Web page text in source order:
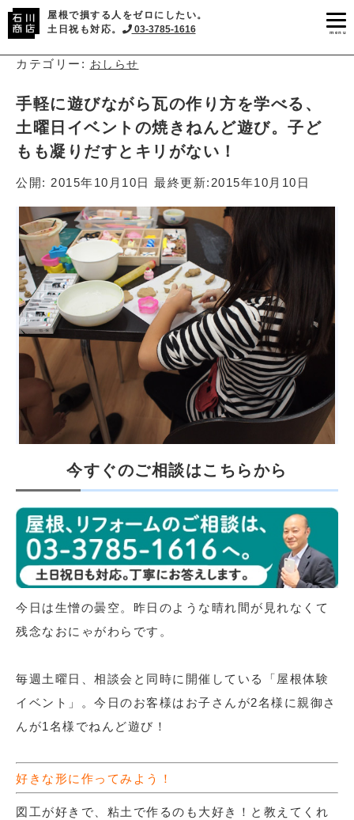
屋根で損する人をゼロにしたい。
土日祝も対応。
03-3785-1616 menu
カテゴリー: おしらせ
手軽に遊びながら瓦の作り方を学べる、
土曜日イベントの焼きねんど遊び。子ど
もも凝りだすとキリがない！
公開: 2015年10月10日 最終更新: 2015年10月10日
今すぐのご相談はこちらから
今日は生憎の曇空。昨日のような晴れ間が見れなくて
残念なおにゃがわらです。
毎週土曜日、相談会と同時に開催している「屋根体験
イベント」。今日のお客様はお子さんが2名様に親御さ
んが1名様でねんど遊び！
好きな形に作ってみよう！
図工が好きで、粘土で作るのも大好き！と教えてくれ